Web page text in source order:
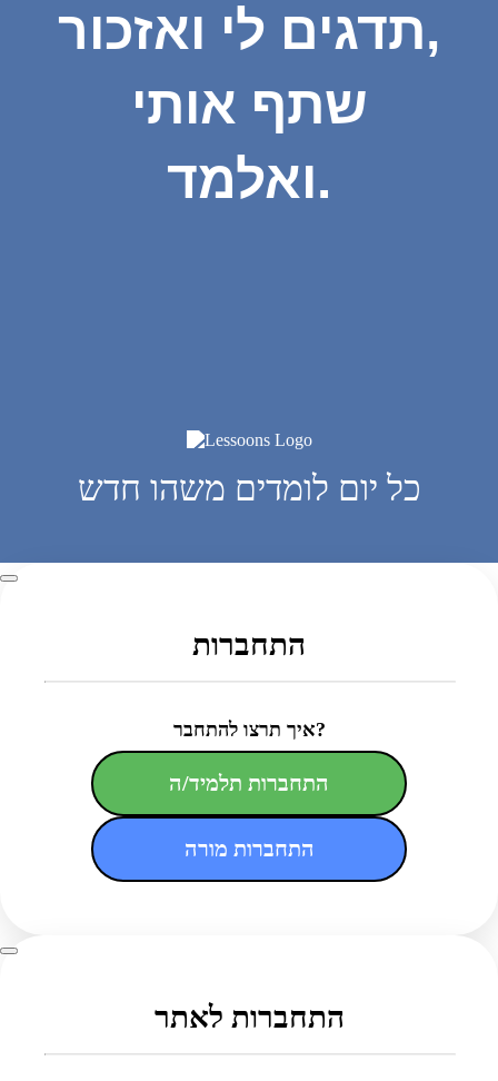
תדגים לי ואזכור,
שתף אותי
ואלמד.
כל יום לומדים משהו חדש
התחברות
איך תרצו להתחבר?
התחברות תלמיד/ה
התחברות מורה
התחברות לאתר